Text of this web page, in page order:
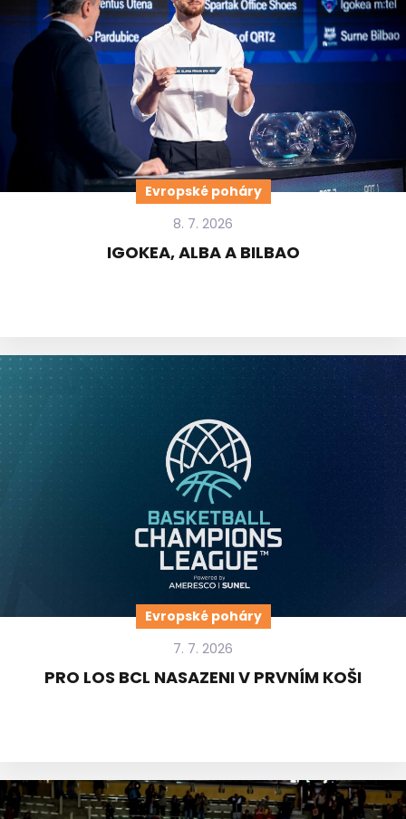
Evropské poháry
8. 7. 2026
IGOKEA, ALBA A BILBAO
Evropské poháry
7. 7. 2026
PRO LOS BCL NASAZENI V PRVNÍM KOŠI